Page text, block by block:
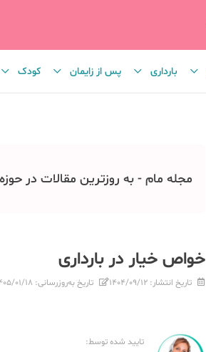
بارداری پس از زایمان کودک
مجله مام - به روزترین مقالات در
خواص خیار در بارداری
تاریخ انتشار: ۱۴۰۴/۰۹/۱۲ تاریخ به‌روزرسانی: ۱۴۰۵/۰۱/
تایید شده توسط: